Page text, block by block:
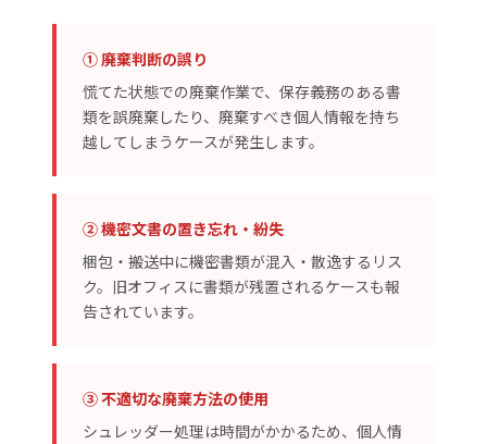
① 廃棄判断の誤り
慌てた状態での廃棄作業で、保存義務のある書
類を誤廃棄したり、廃棄すべき個人情報を持ち
越してしまうケースが発生します。
② 機密文書の置き忘れ・紛失
梱包・搬送中に機密書類が混入・散逸するリス
ク。旧オフィスに書類が残置されるケースも報
告されています。
③ 不適切な廃棄方法の使用
シュレッダー処理は時間がかかるため、個人情